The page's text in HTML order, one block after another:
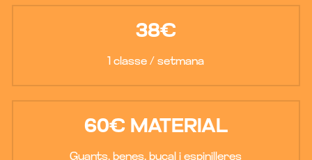
38€
1 classe / setmana
60€ MATERIAL
Guants, benes, bucal i espinilleres